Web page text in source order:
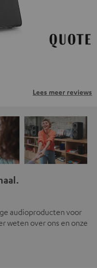
Lees meer reviews
audioproducten voor
weten over ons en onze